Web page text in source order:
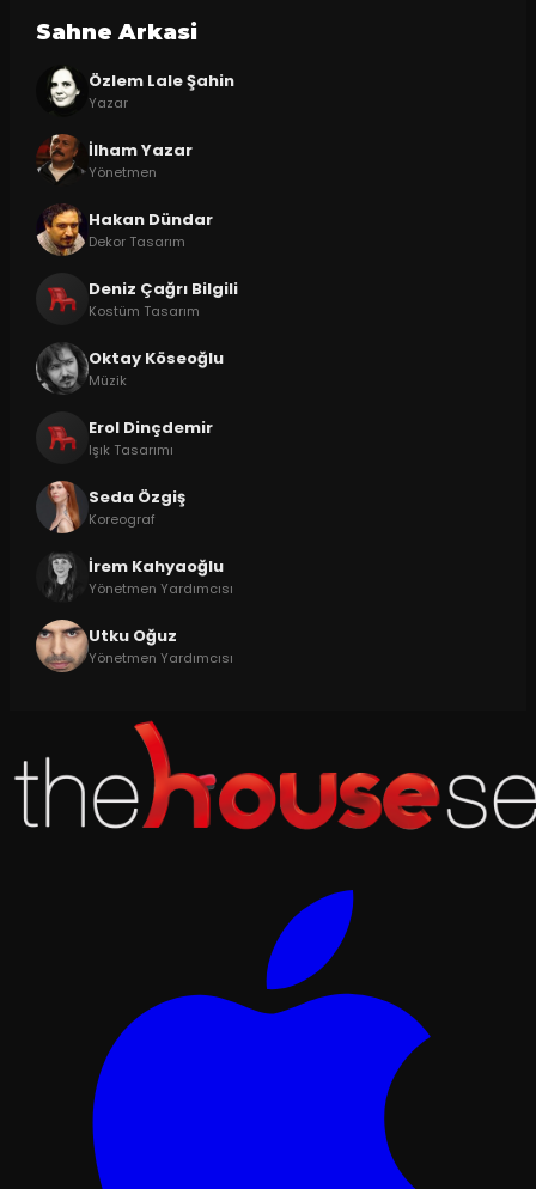
Sahne Arkasi
Özlem Lale Şahin
Yazar
İlham Yazar
Yönetmen
Hakan Dündar
Dekor Tasarım
Deniz Çağrı Bilgili
Kostüm Tasarım
Oktay Köseoğlu
Müzik
Erol Dinçdemir
Işık Tasarımı
Seda Özgiş
Koreograf
İrem Kahyaoğlu
Yönetmen Yardımcısı
Utku Oğuz
Yönetmen Yardımcısı